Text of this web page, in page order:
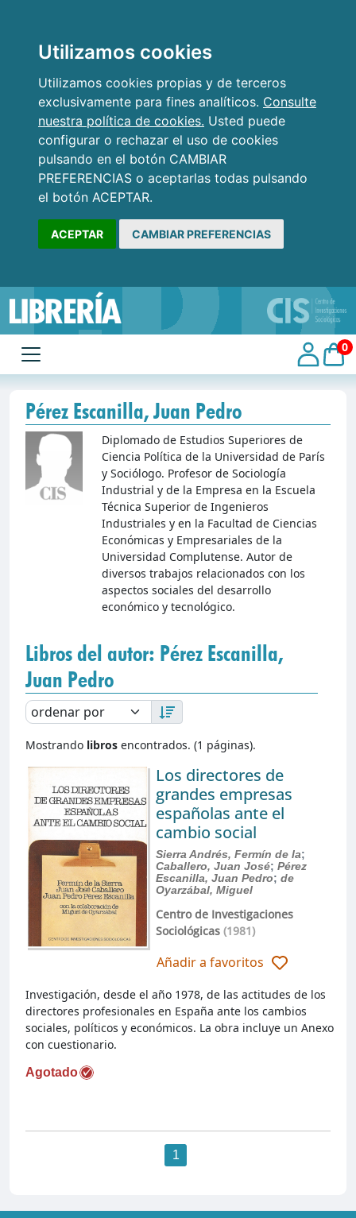
Utilizamos cookies
Utilizamos cookies propias y de terceros
exclusivamente para fines analíticos. Consulte
nuestra política de cookies. Usted puede
configurar o rechazar el uso de cookies
pulsando en el botón CAMBIAR
PREFERENCIAS o aceptarlas todas pulsando
el botón ACEPTAR.
ACEPTAR CAMBIAR PREFERENCIAS
0
Pérez Escanilla, Juan Pedro
Diplomado de Estudios Superiores de
Ciencia Política de la Universidad de París
y Sociólogo. Profesor de Sociología
Industrial y de la Empresa en la Escuela
Técnica Superior de Ingenieros
Industriales y en la Facultad de Ciencias
Económicas y Empresariales de la
Universidad Complutense. Autor de
diversos trabajos relacionados con los
aspectos sociales del desarrollo
económico y tecnológico.
Libros del autor: Pérez Escanilla,
Juan Pedro
Mostrando libros encontrados. (1 páginas).
Los directores de
grandes empresas
españolas ante el
cambio social
Sierra Andrés, Fermín de la;
Caballero, Juan José; Pérez
Escanilla, Juan Pedro; de
Oyarzábal, Miguel
Centro de Investigaciones
Sociológicas(1981)
Añadir a favoritos
Agotado
Investigación, desde el año 1978, de las actitudes de los
directores profesionales en España ante los cambios
sociales, políticos y económicos. La obra incluye un Anexo
con cuestionario.
1